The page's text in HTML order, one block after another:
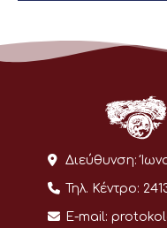
Διεύθυνση:
Τηλ. Κέντρο:
E-mail: